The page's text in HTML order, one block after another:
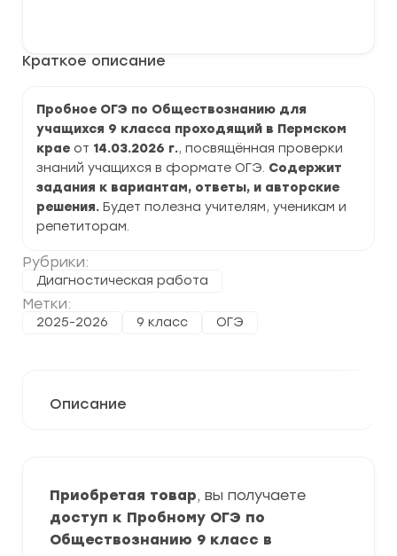
Краткое описание
Пробное ОГЭ по Обществознанию для
учащихся 9 класса проходящий в Пермском
крае от 14.03.2026 г., посвящённая проверки
знаний учащихся в формате ОГЭ. Содержит
задания к вариантам, ответы, и авторские
решения. Будет полезна учителям, ученикам и
репетиторам.
Рубрики:
Диагностическая работа
Метки:
2025-2026 9 класс ОГЭ
9
и
ответы
Описание
Приобретая товар, вы получаете
доступ к Пробному ОГЭ по
Обществознанию 9 класс в